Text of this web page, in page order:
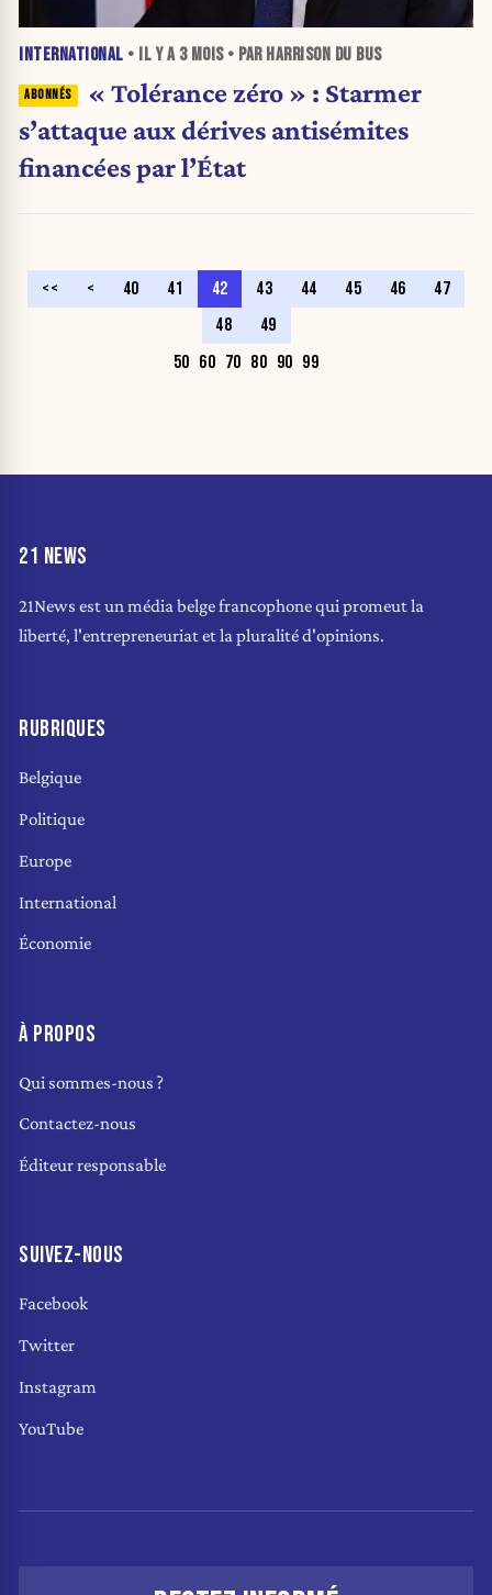
INTERNATIONAL • IL Y A 3 MOIS• PAR HARRISON DU BUS
« Tolérance zéro » : Starmer
s’attaque aux dérives antisémites
financées par l’État
<< < 40 41 42 43 44 45 46
47
48
49
50 60 70 80 90 99
21 NEWS
21News est un média belge francophone qui promeut la
liberté, l'entrepreneuriat et la pluralité d'opinions.
RUBRIQUES
Belgique
Politique
Europe
International
Économie
À PROPOS
Qui sommes-nous ?
Contactez-nous
Éditeur responsable
SUIVEZ-NOUS
Facebook
Twitter
Instagram
YouTube